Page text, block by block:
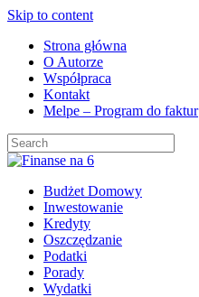
Skip to content
Strona główna
O Autorze
Współpraca
Kontakt
Melpe – Program do faktur
Budżet Domowy
Inwestowanie
Kredyty
Oszczędzanie
Podatki
Porady
Wydatki